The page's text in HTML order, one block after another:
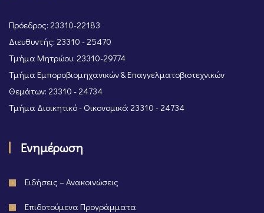
Πρόεδρος: 23310-22183
Διευθυντής: 23310 - 25470
Τμήμα Μητρώου: 23310-29774
Τμήμα Εμποροβιομηχανικών & Επαγγελματοβιοτεχνικών
Θεμάτων: 23310 - 24734
Τμήμα Διοικητικό - Οικονομικό: 23310 - 24734
Ενημέρωση
Ειδήσεις – Ανακοινώσεις
Επιδοτούμενα Προγράμματα